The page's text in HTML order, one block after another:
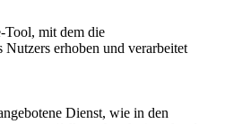
Tool, mit dem die
Nutzers erhoben und verarbeitet
Dienst, wie in den